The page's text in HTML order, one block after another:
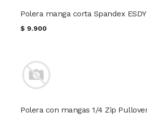
Polera manga corta Spandex ESDY
$ 9.900